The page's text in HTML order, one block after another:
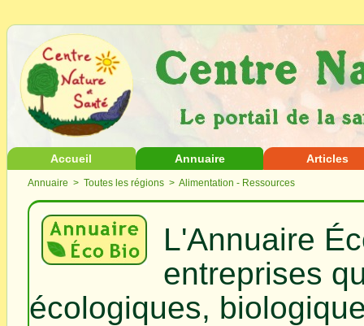
Accueil Annuaire Articles
Annuaire > Toutes les régions > Alimentation - Ressources
L'Annuaire
entreprises
écologiques,